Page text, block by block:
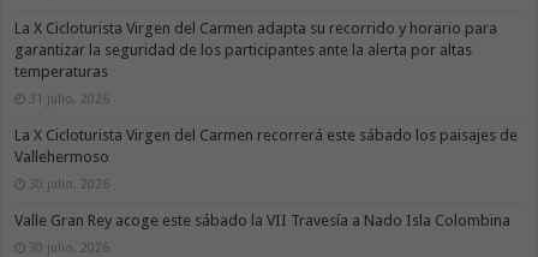
La X Cicloturista Virgen del Carmen adapta su recorrido y horario para
garantizar la seguridad de los participantes ante la alerta por altas
temperaturas
31 julio, 2026
La X Cicloturista Virgen del Carmen recorrerá este sábado los paisajes de
Vallehermoso
30 julio, 2026
Valle Gran Rey acoge este sábado la VII Travesía a Nado Isla Colombina
30 julio, 2026